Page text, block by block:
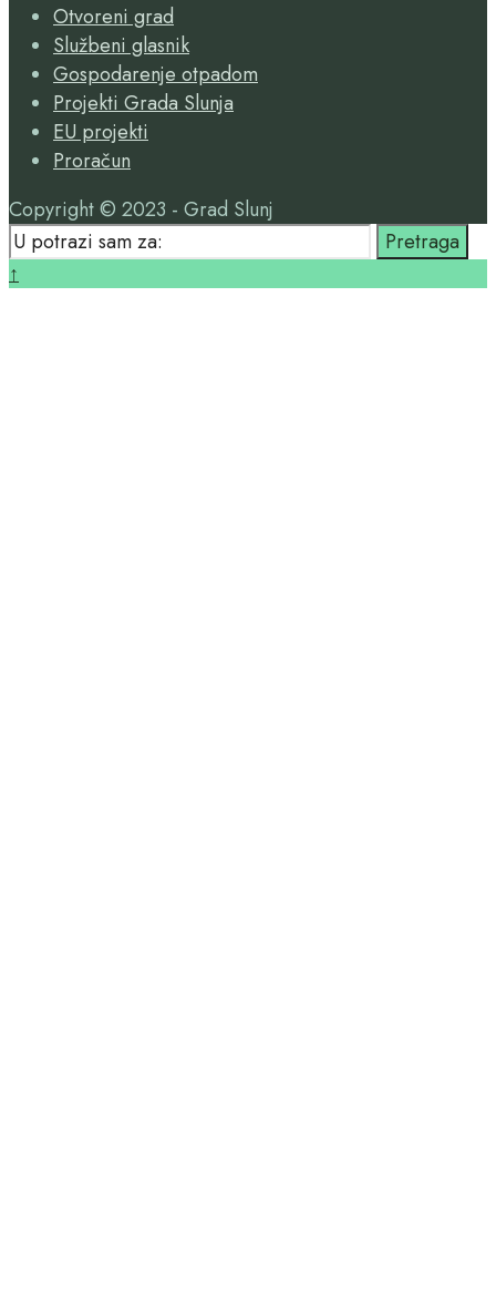
Window
Otvoreni grad
Službeni glasnik
Gospodarenje otpadom
Projekti Grada Slunja
EU projekti
Proračun
Copyright © 2023 - Grad Slunj
Search
for:
Pretraga
Close
↑